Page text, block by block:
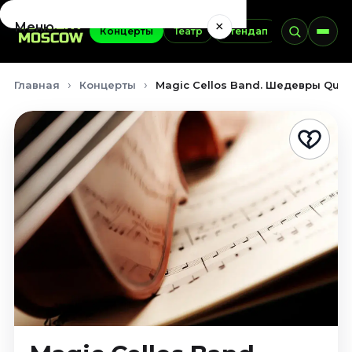
Концерты Театр Стендап Выставки
Меню ×
Сентябрь 2026
Октябрь 2026
Ноябрь 2026
Декабрь 2026
Январь 2027
Театр
Ноябрь 2026
Главная Концерты Magic Cellos Band. Шедевры